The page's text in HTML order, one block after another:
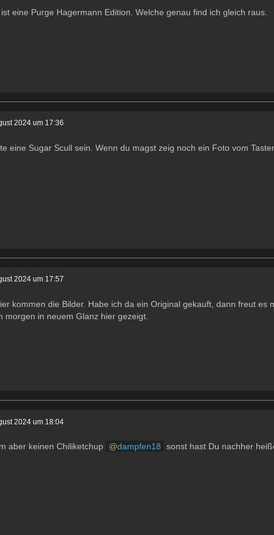
ist eine Purge Hagermann Edition. Welche genau find ich gleich raus.
2024 um 17:36
eine Sugar Scull sein. Wenn du magst zeig noch ein Foto vom
2024 um 17:57
kommen die Bilder. Habe ich da ein Original gekauft, dann freut es
morgen in neuem Glanz hier gezeigt.
2024 um 18:04
aber keinen Chiliketchup dampfen18 sonst hast Du nachher